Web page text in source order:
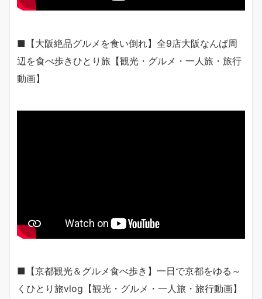
■【大阪絶品グルメを食い倒れ】全9店大阪なんば周
辺を食べ歩きひとり旅【観光・グルメ・一人旅・旅行
動画】
■【京都観光＆グルメ食べ歩き】一日で京都をゆる～
くひとり旅vlog【観光・グルメ・一人旅・旅行動画】